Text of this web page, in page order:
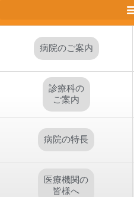
病院のご案内
診療科の
ご案内
病院の特長
医療機関の
皆様へ